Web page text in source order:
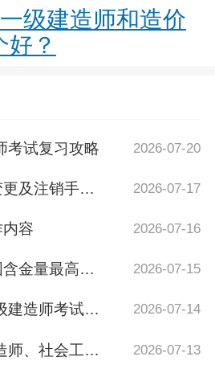
级建造师和造价
？
考试复习攻略 2026-07-20
二级建造师单位变更及注销手续规定 2026-07-17
容 2026-07-16
一级建造师：中国含金量最高的十大证书之一 2026-07-15
内江：2015年二级建造师考试报名时间通知 2026-07-14
2016年度二级建造师、社会工作者、二级注册计量师、管理咨询师资格考试考后资格审查的公告 2026-07-13